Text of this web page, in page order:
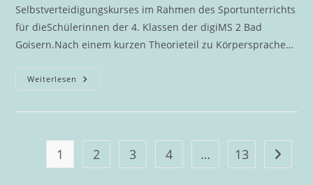
Selbstverteidigungskurses im Rahmen des Sportunterrichts
für dieSchülerinnen der 4. Klassen der digiMS 2 Bad
Goisern.Nach einem kurzen Theorieteil zu Körpersprache…
Weiterlesen Selbstverteidigungskurs
Für
An
2
Bad
Goisern
1 2 3 4 … 13 Gehe